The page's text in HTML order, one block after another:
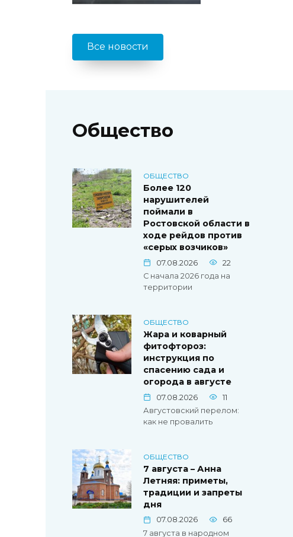
Все новости
Общество
ОБЩЕСТВО
Более 120
нарушителей
поймали в
Ростовской области в
ходе рейдов против
«серых возчиков»
07.08.2026
22
С начала 2026 года на
территории
ОБЩЕСТВО
Жара и коварный
фитофтороз:
инструкция по
спасению сада и
огорода в августе
07.08.2026
11
Августовский перелом:
как не провалить
ОБЩЕСТВО
7 августа – Анна
Летняя: приметы,
традиции и запреты
дня
07.08.2026
66
7 августа в народном